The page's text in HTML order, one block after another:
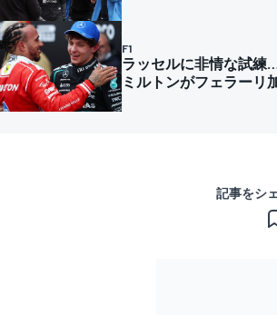
F1
ラッセルに非情な試
ミルトンがフェラーリ
記事をシ